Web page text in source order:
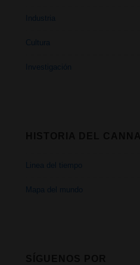
Industria
Cultura
Investigación
Linea del tiempo
Mapa del mundo